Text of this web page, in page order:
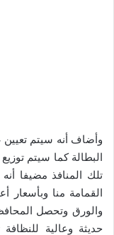
وأضاف أنه سيتم تعيين
البطالة كما سيتم
تلك المنافذ مضيفا
القمامة منا وبأسعار
والورق وتحصل
حديثة وعالية